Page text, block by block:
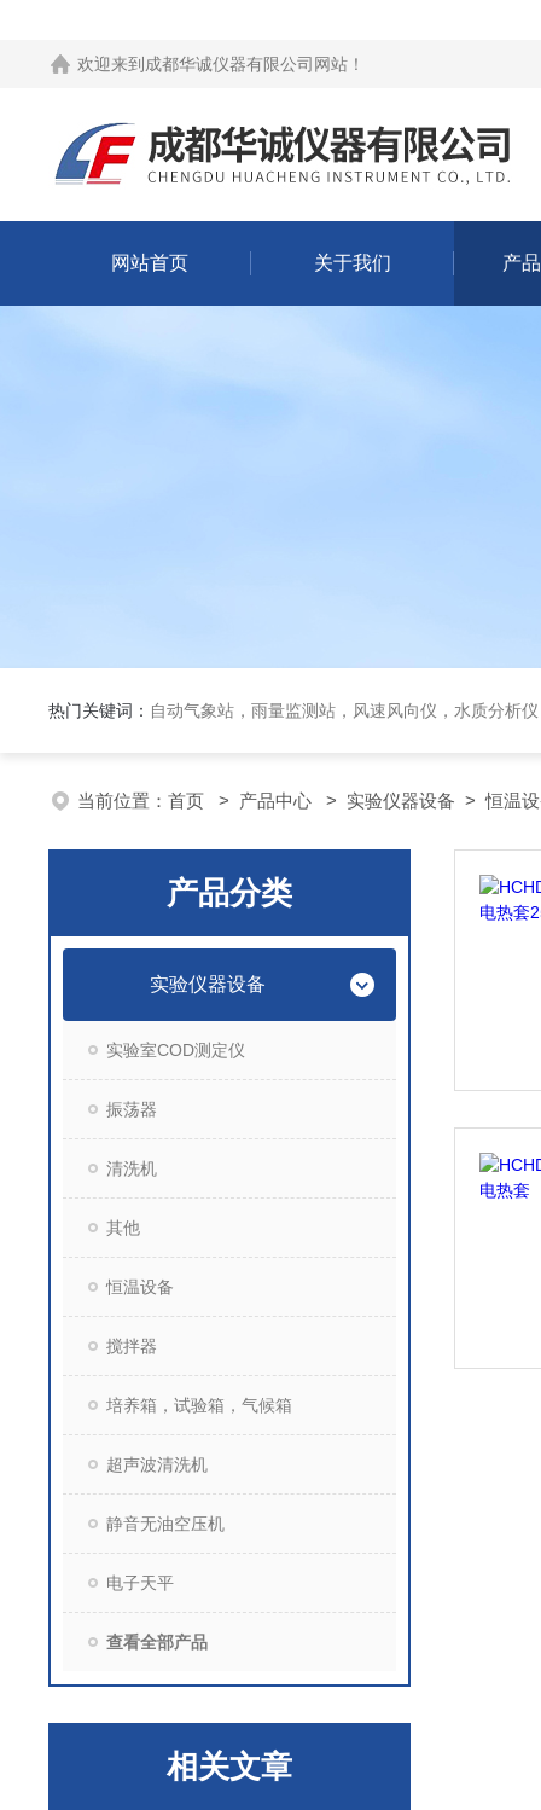
欢迎来到 成都华诚仪器有限公司网站 ！
网站首页 关于我们 产
热门关键词： 自动气象站，雨量监测站，风速风向仪，水质分析
当前位置： 首页 > 产品中心 > 实验仪器设备 >恒温
产品分类
实验仪器设备
实验室COD测定仪
振荡器
清洗机
其他
恒温设备
搅拌器
培养箱，试验箱，气候箱
超声波清洗机
静音无油空压机
电子天平
查看全部产品
相关文章